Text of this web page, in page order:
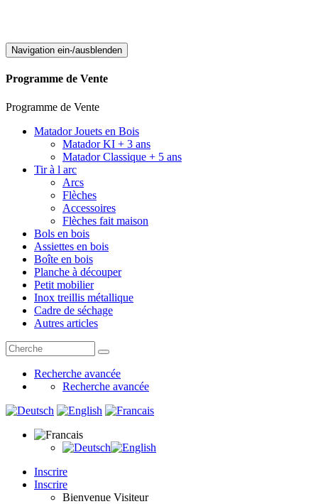
Navigation ein-/ausblenden
Programme de Vente
Programme de Vente
Matador Jouets en Bois
Matador KI + 3 ans
Matador Classique + 5 ans
Tir à l arc
Arcs
Flèches
Accessoires
Flèches fait maison
Bols en bois
Assiettes en bois
Boîte en bois
Planche à découper
Petit mobilier
Inox treillis métallique
Cadre de séchage
Autres articles
Recherche avancée
Recherche avancée
Inscrire
Inscrire
Bienvenue Visiteur